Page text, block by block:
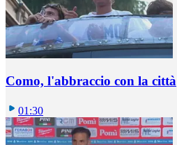
Como, l'abbraccio con la città
01:30